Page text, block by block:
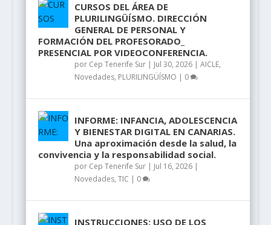
CURSOS DEL ÁREA DE
PLURILINGÜÍSMO. DIRECCIÓN
GENERAL DE PERSONAL Y
FORMACIÓN DEL PROFESORADO_
PRESENCIAL POR VIDEOCONFERENCIA.
por Cep Tenerife Sur| Jul 30, 2026| AICLE,
Novedades, PLURILINGÜÍSMO | 0
INFORME: INFANCIA, ADOLESCENCIA
Y BIENESTAR DIGITAL EN CANARIAS.
Una aproximación desde la salud, la
convivencia y la responsabilidad social.
por Cep Tenerife Sur| Jul 16, 2026|
Novedades, TIC | 0
INSTRUCCIONES: USO DE LOS